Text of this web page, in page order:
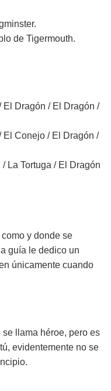
de Tigermouth.
El Dragón / El Dragón /
El Conejo / El Dragón /
La Tortuga / El Dragón
y donde se
guía le dedico un
únicamente cuando
llama héroe, pero es
evidentemente no se